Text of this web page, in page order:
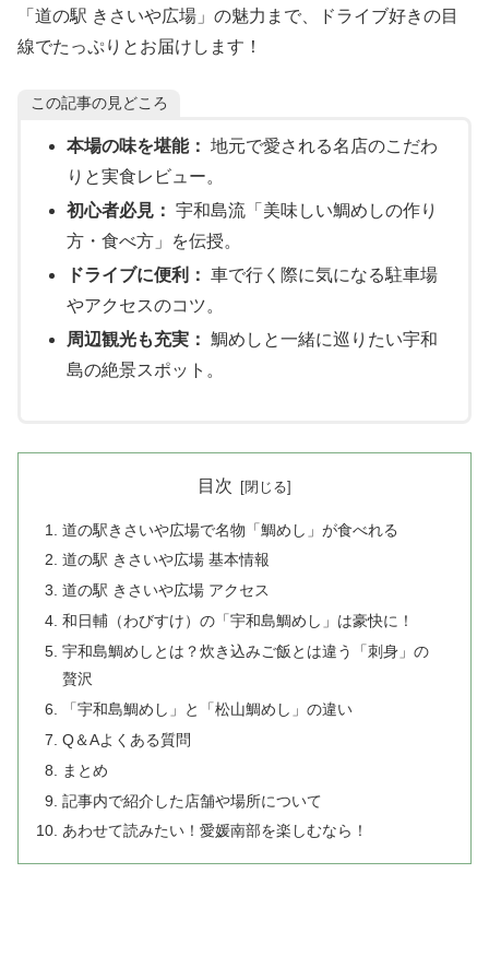
「道の駅 きさいや広場」の魅力まで、ドライブ好きの目
線でたっぷりとお届けします！
この記事の見どころ
本場の味を堪能： 地元で愛される名店のこだわ
りと実食レビュー。
初心者必見： 宇和島流「美味しい鯛めしの作り
方・食べ方」を伝授。
ドライブに便利： 車で行く際に気になる駐車場
やアクセスのコツ。
周辺観光も充実： 鯛めしと一緒に巡りたい宇和
島の絶景スポット。
目次
道の駅きさいや広場で名物「鯛めし」が食べれる
道の駅 きさいや広場 基本情報
道の駅 きさいや広場 アクセス
和日輔（わびすけ）の「宇和島鯛めし」は豪快に！
宇和島鯛めしとは？炊き込みご飯とは違う「刺身」の
贅沢
「宇和島鯛めし」と「松山鯛めし」の違い
Q＆Aよくある質問
まとめ
記事内で紹介した店舗や場所について
あわせて読みたい！愛媛南部を楽しむなら！